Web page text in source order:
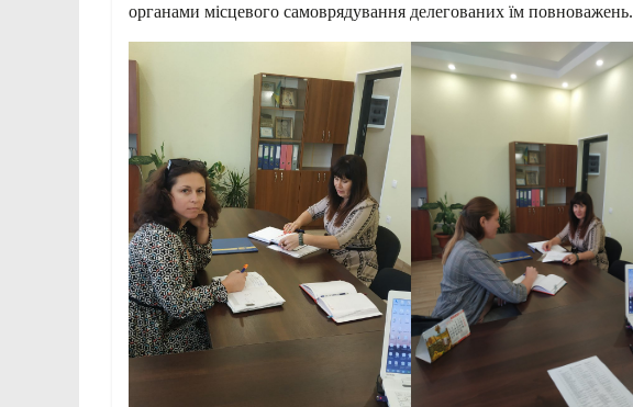
органами місцевого самоврядування делегованих їм повноважень.